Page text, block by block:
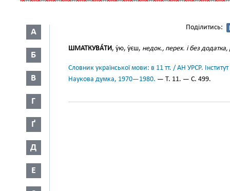
А
Б
В
Г
Ґ
Д
Е
Поділитись:
ШМАТКУВА́ТИ, у́ю, у́єш, недок., перех. і без
Словник української мови: в 11 тт. / АН УРСР.
Наукова думка, 1970—1980. — Т. 11. — С. 499.